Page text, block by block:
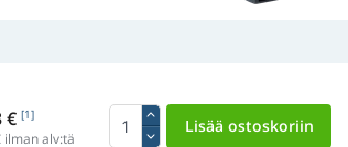
€ [1]
ilman alv:tä